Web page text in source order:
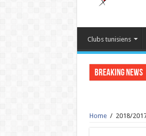
Clubs tunisiens
Breaking News
Home /